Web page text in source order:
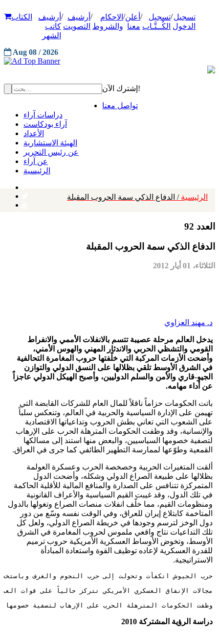
تسجيل
الدخول
/تسجيل
الكُــتَّـاب
/ أعلن
معنا
/ الاحكام
والشروط
/ أرشيف
التصويت
/ أرشيف
كاتب
الشهر
الكتاب
Aug 08 / 2026
إشترك الآن!
تواصل معنا
دراسات آراء
آراء بودكاست
الأعداد
الهيئة الاستشارية
عن رئيس التحرير
عن آراء
الرئيسية
الرئيسية / الدفاع الذكي سمة الحروب المقبلة
العدد 92
الدفاع الذكي سمة الحروب المقبلة
الثلاثاء، 01 أيار 2012
د. مهند العزاوي
يدخل العالم مرحلة عصيبة تتسم بالانفلات الأممي والانفراط
القومي والتشظي الحربي والاندثار المهني والهوس الأمني،
وأضحت الأزمات المركبة التي خلّفتها حروب المغامرة التحالفية
في الشرق الأوسط تلقي بظلالها على النسق الدولي والتوازن
الجيو-قاري والأمن والسلم الدوليين، وأصبح الهيكل الدولي عاجزاً
عن أداء مهامه.
باتت الحكومات حزاماً ناقلاً للمال العام للشركات القابضة التي
تهيمن على الإدارة السياسية والحربية في العالم، وتنعكس سلباً
على الشعوب التي تعاني بطش الحروب وتداعياتها الاقتصادية
والإنسانية، وقد وظفت الحكومات المترهلة الحرب على الإرهاب
لتصفية خصومها السياسيين، والبعض منها استند إلى مسالكها
القمعية وطوّعها لممارسة التطهير الطائفي كما جرى في العراق.
ألقت المتغيرات الحربية وخصخصة الحرب وعسكرة العولمة
بظلالها على طبيعة الصراع الدولي وشكله، وأضحت الدول
المتمركزة تتنافس على الصدارة والمنافع المالية للأقلية الحاكمة
في تلك الدول، وقد غيبت القيم السياسية والأعراف القانونية
ومنظومات القيم، مما خلّف انفلات منصات الصراع وتغولها بالدول
المتاخمة كابتلاع إيران للعراق، وفي الوقت نفسه وسّع من دور
دول الوخز لترسم وجودها في خريطة الصراع الدولي، ولعل كل
تلك التداعيات نتاج واقعي ملموس لحروب المغامرة في الشرق
الأوسط، وتخوض الأوساط العسكرية الأمريكية حروب ترميم
للقدرة العسكرية لإعاده توظيف القوة واستعادة المبادأة
الاستراتيجية.
حرب الجيوش انكفأت وتحولت إلى حرب النجوم والغرف
مجالات الإنفاق العسكري الأمريكي تتركز حالياً على قوات
وظفت الحكومات المترهلة الحرب على الإرهاب لتصفية خصومها
دراسة الرؤية المشتركة 2010